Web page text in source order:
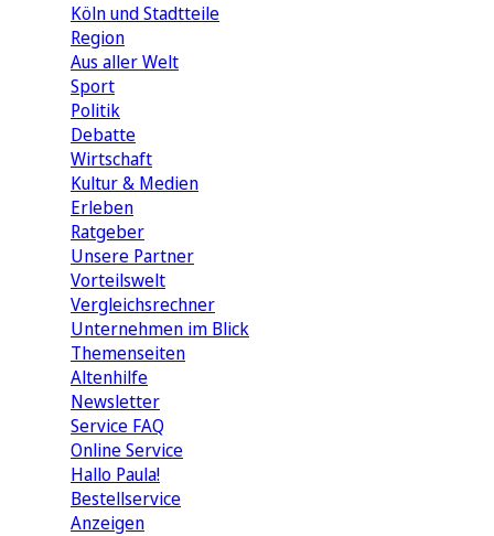
Köln und Stadtteile
Region
Aus aller Welt
Sport
Politik
Debatte
Wirtschaft
Kultur & Medien
Erleben
Ratgeber
Unsere Partner
Vorteilswelt
Vergleichsrechner
Unternehmen im Blick
Themenseiten
Altenhilfe
Newsletter
Service FAQ
Online Service
Hallo Paula!
Bestellservice
Anzeigen